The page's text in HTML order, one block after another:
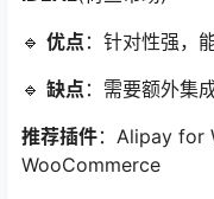
🔹 优点 ：针对性强，
🔹 缺点 ：需要额外集
推荐插件：Alipay for
WooCommerce